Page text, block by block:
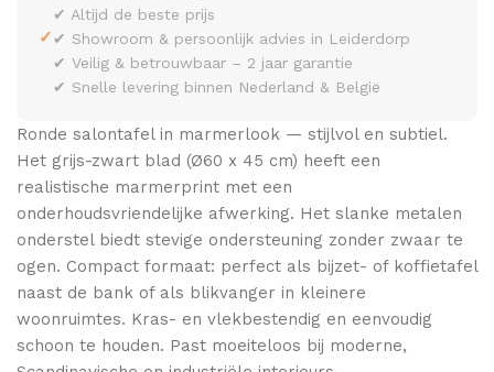
✓
✔ Altijd de beste prijs
✔ Showroom & persoonlijk advies in Leiderdorp
✔ Veilig & betrouwbaar – 2 jaar garantie
✔ Snelle levering binnen Nederland & België
Ronde salontafel in marmerlook — stijlvol en subtiel.
Het grijs-zwart blad (Ø60 x 45 cm) heeft een
realistische marmerprint met een
onderhoudsvriendelijke afwerking. Het slanke metalen
onderstel biedt stevige ondersteuning zonder zwaar te
ogen. Compact formaat: perfect als bijzet- of koffietafel
naast de bank of als blikvanger in kleinere
woonruimtes. Kras- en vlekbestendig en eenvoudig
schoon te houden. Past moeiteloos bij moderne,